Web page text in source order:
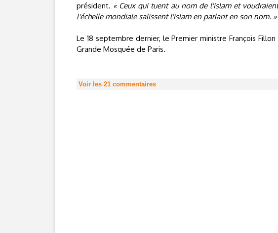
président. « Ceux qui tuent au nom de l'islam et
l'échelle mondiale salissent l'islam en parlant en son nom. »
Le 18 septembre dernier, le Premier ministre François
Grande Mosquée de Paris.
Voir les 21 commentaires